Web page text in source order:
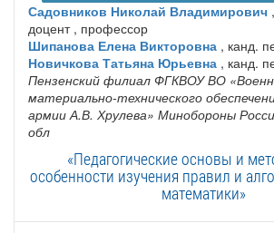
Садовников Николай Владимирович
доцент , профессор
Шипанова Елена Викторовна , канд.
Новичкова Татьяна Юрьевна , канд.
Пензенский филиал ФГКВОУ ВО
материально-технического
армии А.В. Хрулева» Минобороны
обл
«Педагогические основы и
особенности изучения правил и
математики»